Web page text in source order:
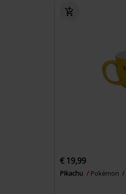
€ 19,99
Pikachu Pokémon